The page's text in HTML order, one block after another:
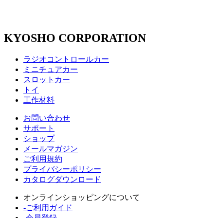
KYOSHO CORPORATION
ラジオコントロールカー
ミニチュアカー
スロットカー
トイ
工作材料
お問い合わせ
サポート
ショップ
メールマガジン
ご利用規約
プライバシーポリシー
カタログダウンロード
オンラインショッピングについて
-ご利用ガイド